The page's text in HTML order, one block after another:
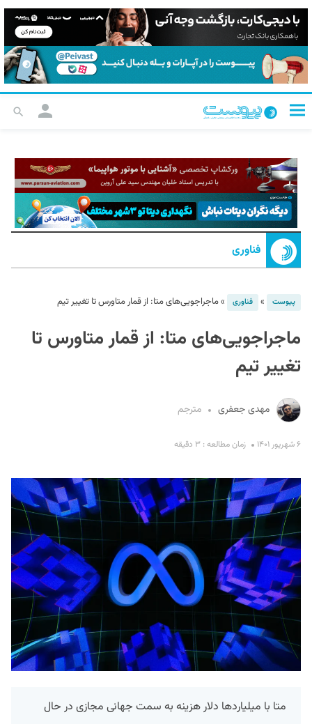
فناوری
پیوست » فناوری »ماجراجویی‌های متا: از قمار متاورس تا تغییر تیم
ماجراجویی‌های متا: از قمار متاورس تا
تغییر تیم
مهدی جعفری مترجم
۶ شهریور ۱۴۰۱ زمان مطالعه : ۳ دقیقه
متا با میلیارد‌ها دلار هزینه به سمت جهانی مجازی در حال